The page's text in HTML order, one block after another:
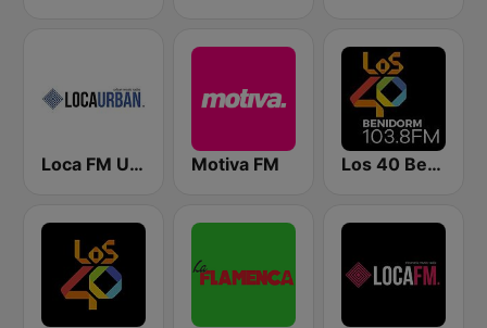
Loca FM Urban Motiva FM Los 40 Benidorm